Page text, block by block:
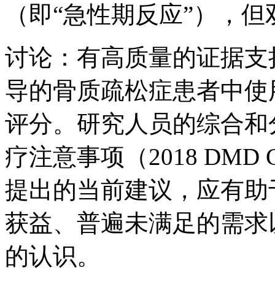
（即“急性期反应”），
讨论：有高质量的证据
导的骨质疏松症患者中
评分。研究人员的综合
疗注意事项（2018 DMD
提出的当前建议，应有
获益、普遍未满足的需
的认识。